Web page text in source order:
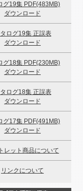
グ19集 PDF(483MB)
ダウンロード
ログ19集 正誤表
ダウンロード
グ18集 PDF(230MB)
ダウンロード
ログ18集 正誤表
ダウンロード
グ17集 PDF(491MB)
ダウンロード
レット商品について
リンクについて